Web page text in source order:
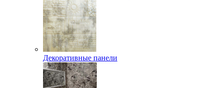
Декоративные панели